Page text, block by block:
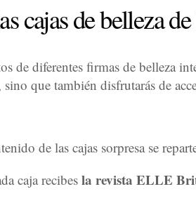
cajas de belleza
de diferentes firmas de belleza
que también disfrutarás de
de las cajas sorpresa se
caja recibes la revista ELLE